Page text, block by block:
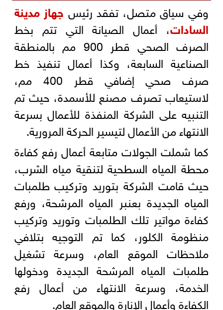
وفي سياق متصل، تفقد رئيس جهاز مدينة
السادات، أعمال الصيانة التي تتم بخط
الصرف الصحي قطر 900 مم بالمنطقة
الصناعية السابعة، وكذا أعمال تنفيذ خط
صرف صحي إضافي قطر 400 مم،
لاستيعاب تصرف مصنع للأسمدة، حيث تم
التنبيه على الشركة المنفذة للأعمال بسرعة
الانتهاء من الأعمال لتيسير الحركة المرورية.
كما شملت الجولات متابعة أعمال رفع كفاءة
محطة المياه السطحية لتنقية مياه الشرب،
حيث قامت الشركة بتوريد وتركيب طلمبات
المياه الجديدة بعنبر المياه المرشحة، ورفع
كفاءة مواتير تلك الطلمبات وتوريد وتركيب
منظومة الكلور، كما تم التوجيه بتلافي
ملاحظات الموقع العام، وسرعة تشغيل
طلمبات المياه المرشحة الجديدة ودخولها
الخدمة، وسرعة الانتهاء من أعمال رفع
الكفاءة وأعمال الإنارة والموقع العام.